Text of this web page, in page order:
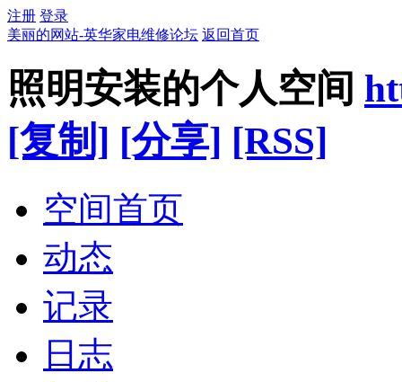
注册 登录
美丽的网站-英华家电维修论坛 返回首页
照明安装的个人空间
[复制] [分享] [RSS]
空间首页
动态
记录
日志